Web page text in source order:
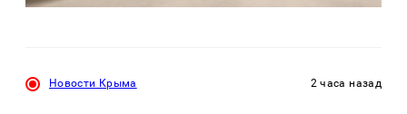
Новости Крыма 2 часа назад